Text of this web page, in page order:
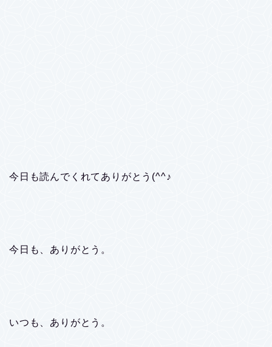
今日も読んでくれてありがとう(^^♪
今日も、ありがとう。
いつも、ありがとう。